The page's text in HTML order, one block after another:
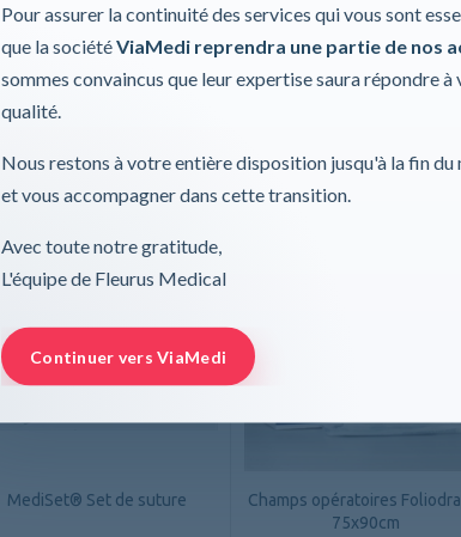
Pour assurer la continuité des services qui vous sont
que la sociétéViaMedi reprendra une partie de nos
sommes convaincus que leur expertise saura répondre
qualité.
Nous restons à votre entière disposition jusqu'à la fin
et vous accompagner dans cette transition.
Avec toute notre gratitude,
L'équipe de Fleurus Medical
Continuer vers ViaMedi
DÉTAILS DÉTAILS
MediSet® Set de suture
Champs opératoires
75x90cm